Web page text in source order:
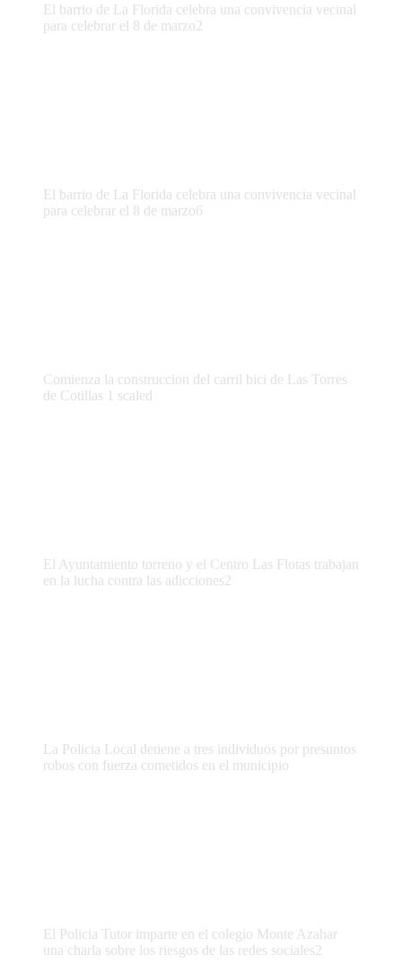
El barrio de La Florida celebra una convivencia vecinal
para celebrar el 8 de marzo2
El barrio de La Florida celebra una convivencia vecinal
para celebrar el 8 de marzo6
Comienza la construccion del carril bici de Las Torres
de Cotillas 1 scaled
El Ayuntamiento torreno y el Centro Las Flotas trabajan
en la lucha contra las adicciones2
La Policia Local detiene a tres individuos por presuntos
robos con fuerza cometidos en el municipio
El Policia Tutor imparte en el colegio Monte Azahar
una charla sobre los riesgos de las redes sociales2